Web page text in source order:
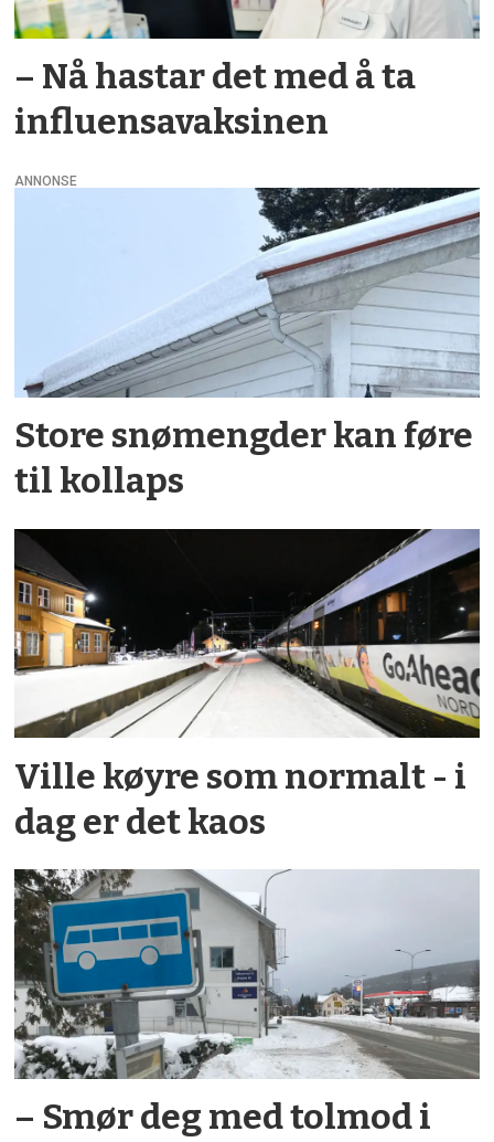
– Nå hastar det med å ta
influensavaksinen
ANNONSE
Store snømengder kan føre
til kollaps
Ville køyre som normalt - i
dag er det kaos
– Smør deg med tolmod i